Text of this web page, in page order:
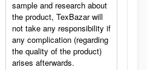
sample and research about
the product, TexBazar will
not take any responsibility if
any complication (regarding
the quality of the product)
arises afterwards.